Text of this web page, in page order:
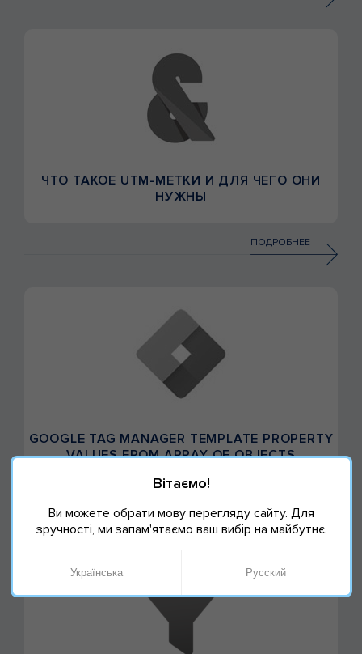
ЧТО ТАКОЕ UTM-МЕТКИ И ДЛЯ ЧЕГО ОНИ
НУЖНЫ
ПОДРОБНЕЕ
GOOGLE TAG MANAGER TEMPLATE PROPERTY
VALUES FROM ARRAY OF OBJECTS
Вітаємо!
Ви можете обрати мову перегляду сайту. Для
зручності, ми запам'ятаємо ваш вибір на майбутнє.
Українська Русский